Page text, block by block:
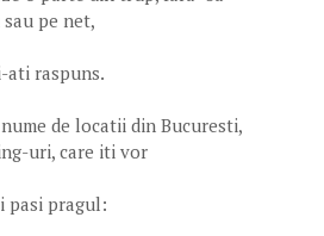
pe net,
raspuns.
de locatii din Bucuresti,
uri, care iti vor
pasi pragul: